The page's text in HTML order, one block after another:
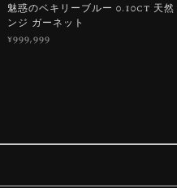
魅惑のベキリーブルー 0.10ct 天然
ンジ ガーネット
¥999,999